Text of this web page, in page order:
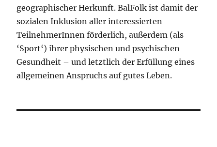
geographischer Herkunft. BalFolk ist damit der
sozialen Inklusion aller interessierten
TeilnehmerInnen förderlich, außerdem (als
‘Sport‘) ihrer physischen und psychischen
Gesundheit – und letztlich der Erfüllung eines
allgemeinen Anspruchs auf gutes Leben.